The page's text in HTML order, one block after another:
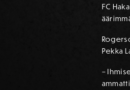
FC
Pekka
–